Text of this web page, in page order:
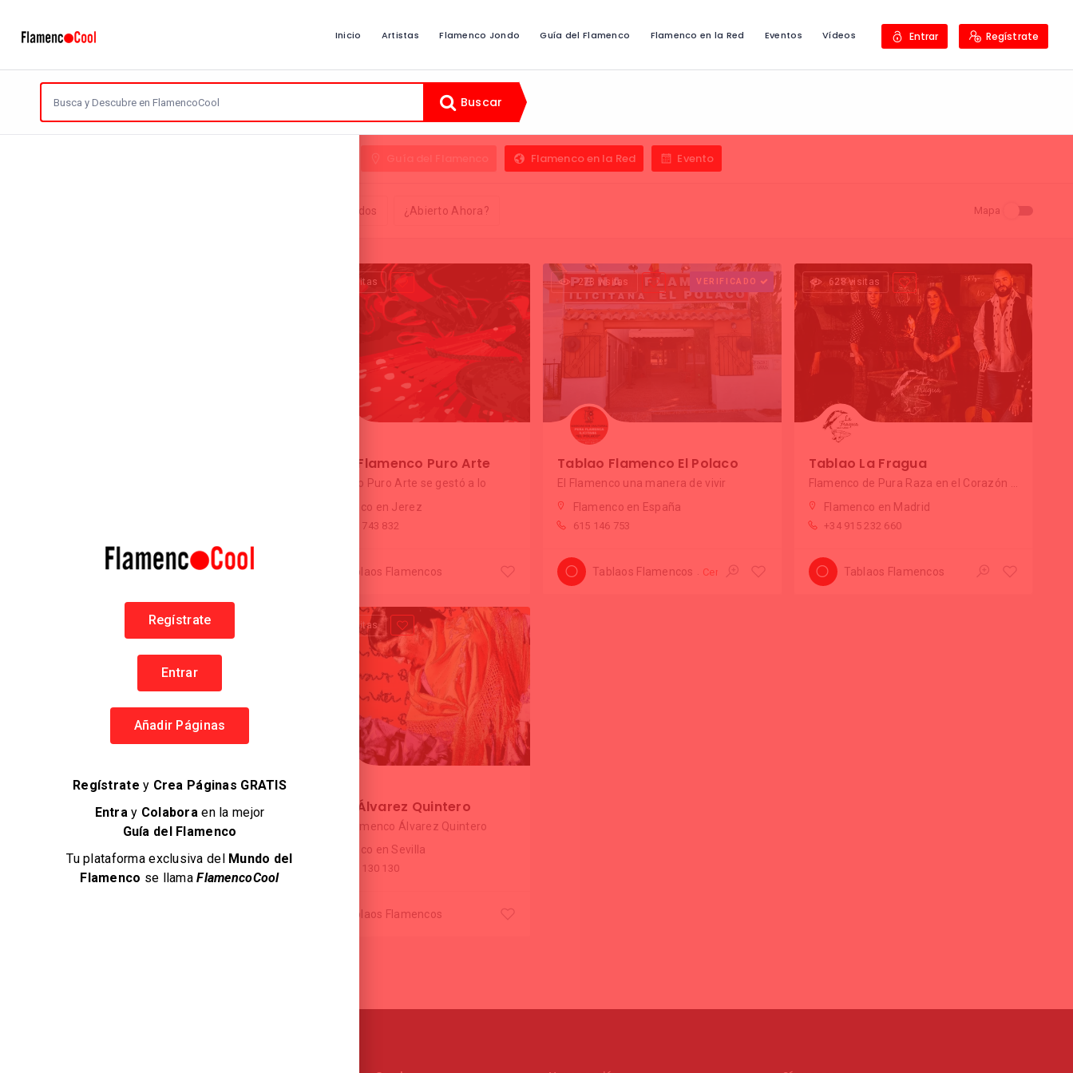
Inicio Artistas Flamenco Jondo Guía del Flamenco Flamenco en la Red Eventos Vídeos Entrar Regístrate
Buscar
Flamenco en la Red Evento
Valorados ¿Abierto Ahora? Mapa
Tablaos Flamencos
431 visitas
Tablao Flamenco Puro Arte
El proyecto Puro Arte se gestó a lo
Flamenco en Jerez
+34 647 743 832
Tablaos Flamencos
278 visitas VERIFICADO
Tablao Flamenco El Polaco
El Flamenco una manera de vivir
Flamenco en España
615 146 753
Tablaos Flamencos Cerrado
628 visitas
Tablao La Fragua
Flamenco en Madrid
+34 915 232 660
Tablaos Flamencos
Tablao Flamenco Calé
TABLAO FLAMENCO PROFESIONAL
+34 649 38 39 78
442 visitas
Tablao Álvarez Quintero
Tablao Flamenco Álvarez Quintero
Flamenco en Sevilla
+34 605 130 130
Tablaos Flamencos
Regístrate
Entrar
Añadir Páginas
Regístrate y Crea Páginas GRATIS
Entra y Colabora en la mejor
Guía del Flamenco
Tu plataforma exclusiva del Mundo del
Flamenco se llamaFlamencoCool